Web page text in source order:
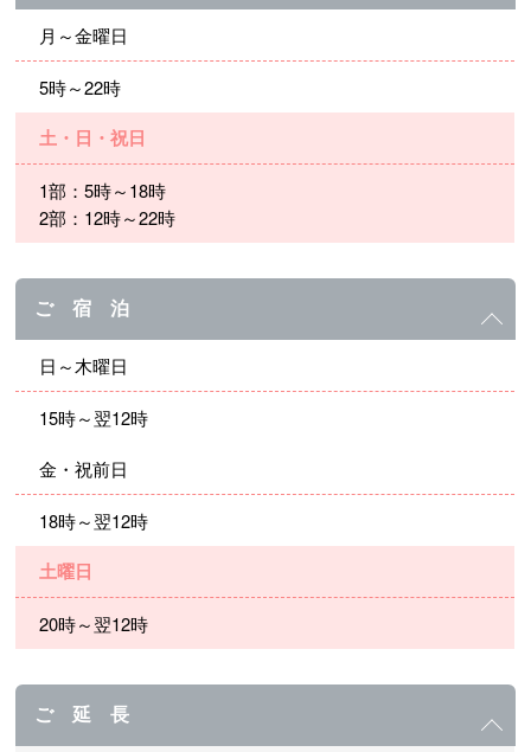
月～金曜日
5時～22時
土・日・祝日
1部：5時～18時
2部：12時～22時
ご 宿 泊
日～木曜日
15時～翌12時
金・祝前日
18時～翌12時
土曜日
20時～翌12時
ご 延 長